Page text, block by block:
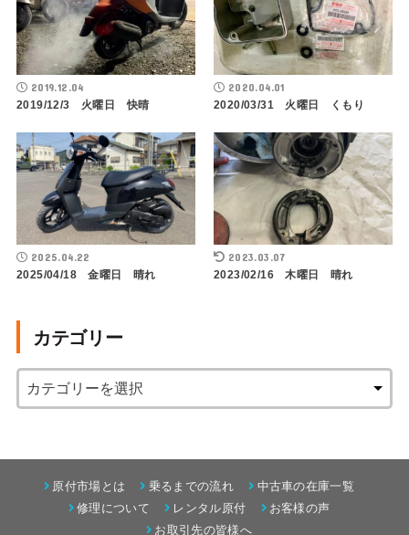
2019.12.04
2019/12/3 火曜日 快晴
2020.04.01
2020/03/31 火曜日 くもり
2025.04.22
2025/04/18 金曜日 晴れ
2023.03.07
2023/02/16 木曜日 晴れ
カテゴリー
原付市場とは 乗るまでの流れ
中古車の在庫一覧
修理について
レンタル原付
お客様の声
お取引先の皆様へ